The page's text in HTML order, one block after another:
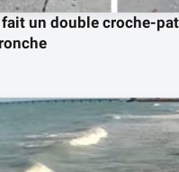
un double croche-